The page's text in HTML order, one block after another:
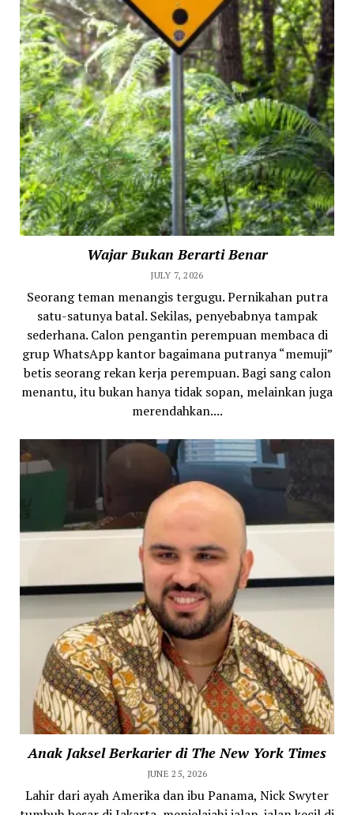
Wajar Bukan Berarti Benar
JULY 7, 2026
Seorang teman menangis tergugu. Pernikahan putra
satu-satunya batal. Sekilas, penyebabnya tampak
sederhana. Calon pengantin perempuan membaca di
grup WhatsApp kantor bagaimana putranya “memuji”
betis seorang rekan kerja perempuan. Bagi sang calon
menantu, itu bukan hanya tidak sopan, melainkan juga
merendahkan....
Anak Jaksel Berkarier di The New York Times
JUNE 25, 2026
Lahir dari ayah Amerika dan ibu Panama, Nick Swyter